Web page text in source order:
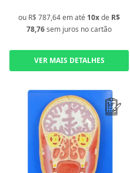
ou R$ 787,64em até 10xde R$
78,76sem juros no cartão
VER MAIS DETALHES